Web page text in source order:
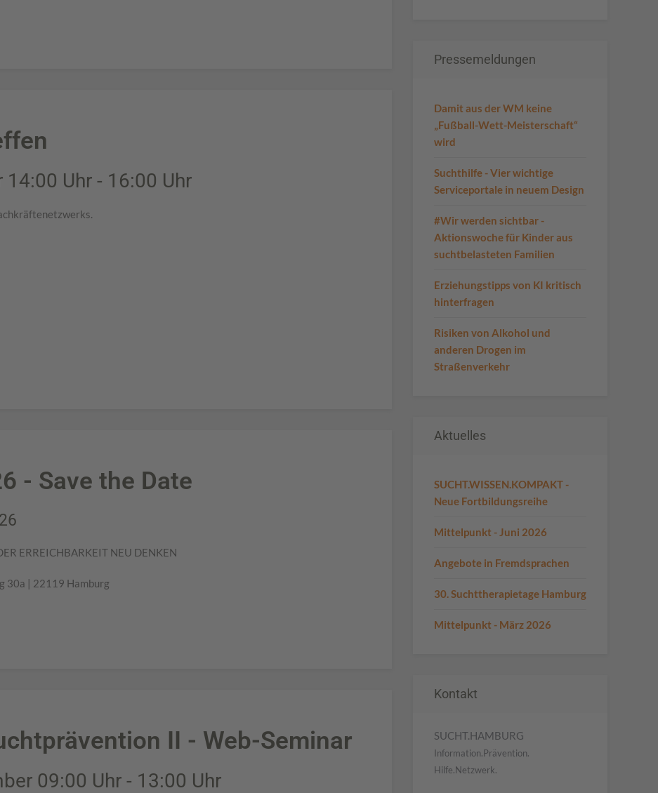
Uhr - 16:00 Uhr
- Save the Date
ERREICHBARKEIT NEU DENKEN
30a | 22119 Hamburg
II - Web-Seminar
09:00 Uhr - 13:00 Uhr
Pressemeldungen
Damit aus der WM keine
„Fußball-Wett-Meisterschaft“
wird
Suchthilfe - Vier wichtige
Serviceportale in neuem Design
#Wir werden sichtbar -
Aktionswoche für Kinder aus
suchtbelasteten Familien
Erziehungstipps von KI kritisch
hinterfragen
Risiken von Alkohol und
anderen Drogen im
Straßenverkehr
Aktuelles
SUCHT.WISSEN.KOMPAKT -
Neue Fortbildungsreihe
Mittelpunkt - Juni 2026
Angebote in Fremdsprachen
30. Suchttherapietage Hamburg
Mittelpunkt - März 2026
Kontakt
SUCHT.HAMBURG
Information.Prävention.
Hilfe.Netzwerk.